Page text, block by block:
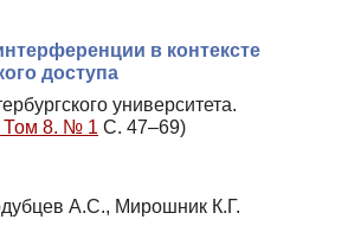
в контексте
доступа
университета.
Том 8. № 1 С. 47–69)
А.С., Мирошник К.Г.